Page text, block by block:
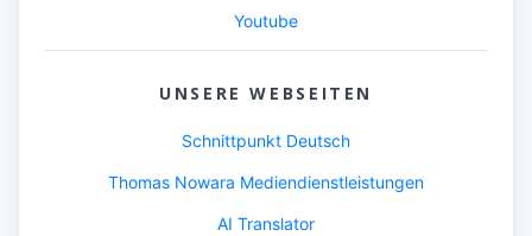
Youtube
UNSERE WEBSEITEN
Schnittpunkt Deutsch
Thomas Nowara Mediendienstleistungen
AI Translator